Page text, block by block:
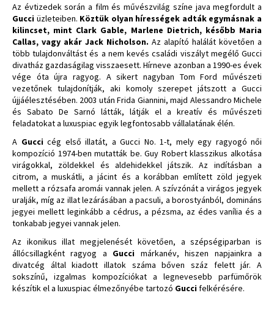
Az évtizedek során a film és művészvilág színe java megfordult a
Gucci üzleteiben. Köztük olyan hírességek adták egymásnak a
kilincset, mint Clark Gable, Marlene Dietrich, később Maria
Callas, vagy akár Jack Nicholson. Az alapító halálát követően a
több tulajdonváltást és a nem kevés családi viszályt megélő Gucci
divatház gazdaságilag visszaesett. Hírneve azonban a 1990-es évek
vége óta újra ragyog. A sikert nagyban Tom Ford művészeti
vezetőnek tulajdonítják, aki komoly szerepet játszott a Gucci
újjáélesztésében. 2003 után Frida Giannini, majd Alessandro Michele
és Sabato De Sarnó látták, látják el a kreatív és művészeti
feladatokat a luxuspiac egyik legfontosabb vállalatának élén.
A Guccicég első illatát, a Gucci No. 1-t, mely egy ragyogó női
kompozíció 1974-ben mutatták be. Guy Robert klasszikus alkotása
virágokkal, zöldekkel és aldehidekkel játszik. Az indításban a
citrom, a muskátli, a jácint és a korábban említett zöld jegyek
mellett a rózsafa aromái vannak jelen. A szívzónát a virágos jegyek
uralják, míg az illat lezárásában a pacsuli, a borostyánból, domináns
jegyei mellett leginkább a cédrus, a pézsma, az édes vanília és a
tonkabab jegyei vannak jelen.
Az ikonikus illat megjelenését követően, a szépségiparban is
állócsillagként ragyog a Gucci márkanév, hiszen napjainkra a
divatcég által kiadott illatok száma bőven száz felett jár. A
sokszínű, izgalmas kompozíciókat a legnevesebb parfümőrök
készítik el a luxuspiac élmezőnyébe tartozó Guccifelkérésére.